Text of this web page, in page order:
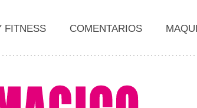
FITNESS COMENTARIOS